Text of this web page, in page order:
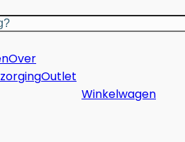
Over
Outlet
Winkelwagen